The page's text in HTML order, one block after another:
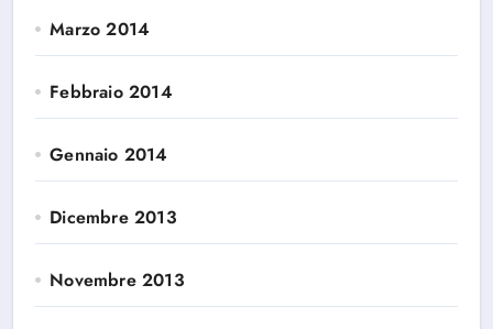
Marzo 2014
Febbraio 2014
Gennaio 2014
Dicembre 2013
Novembre 2013